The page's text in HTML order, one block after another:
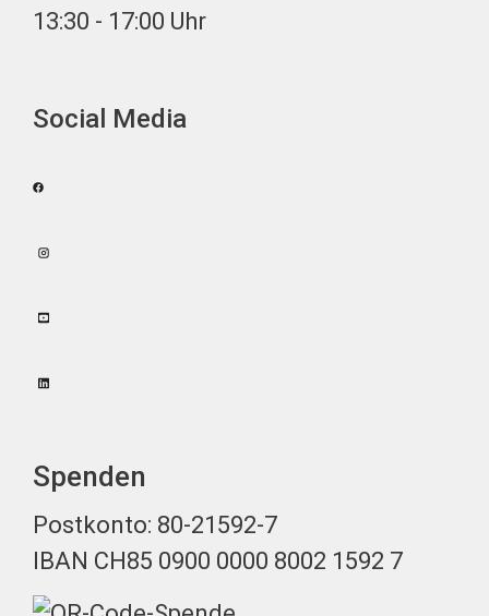
13:30 - 17:00 Uhr
Social Media
Spenden
Postkonto: 80-21592-7
IBAN CH85 0900 0000 8002 1592 7